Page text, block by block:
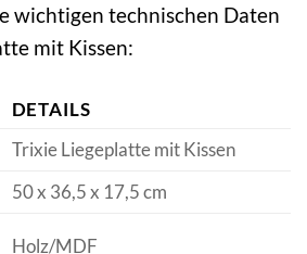
wichtigen technischen Daten
mit Kissen:
DETAILS
Trixie Liegeplatte mit Kissen
50 x 36,5 x 17,5 cm
Holz/MDF